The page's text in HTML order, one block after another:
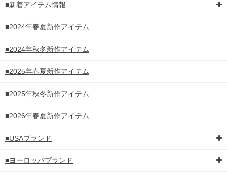
■新着アイテム情報
■2024年春夏新作アイテム
■2024年秋冬新作アイテム
■2025年春夏新作アイテム
■2025年秋冬新作アイテム
■2026年春夏新作アイテム
■USAブランド
■ヨーロッパブランド